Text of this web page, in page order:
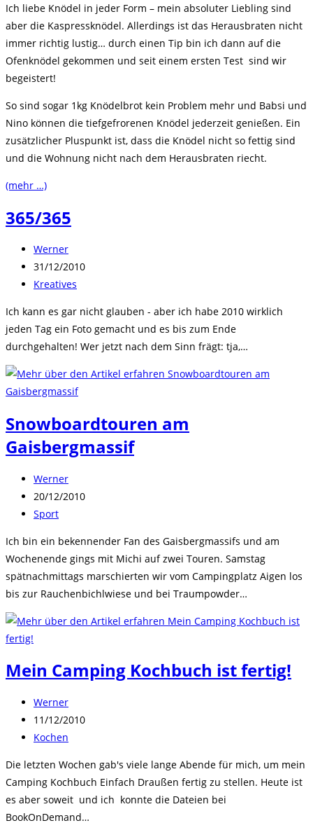
Ich liebe Knödel in jeder Form – mein absoluter Liebling sind
aber die Kaspressknödel. Allerdings ist das Herausbraten nicht
immer richtig lustig… durch einen Tip bin ich dann auf die
Ofenknödel gekommen und seit einem ersten Test sind wir
begeistert!
So sind sogar 1kg Knödelbrot kein Problem mehr und Babsi und
Nino können die tiefgefrorenen Knödel jederzeit genießen. Ein
zusätzlicher Pluspunkt ist, dass die Knödel nicht so fettig sind
und die Wohnung nicht nach dem Herausbraten riecht.
(mehr …)
365/365
Beitrags-
Autor:
Werner
Beitrag
veröffentlicht:
31/12/2010
Beitrags-
Kreatives
Ich kann es gar nicht glauben - aber ich habe 2010 wirklich
jeden Tag ein Foto gemacht und es bis zum Ende
durchgehalten! Wer jetzt nach dem Sinn frägt: tja,…
Snowboardtouren am
Gaisbergmassif
Beitrags-
Autor:
Werner
Beitrag
veröffentlicht:
20/12/2010
Beitrags-
Sport
Ich bin ein bekennender Fan des Gaisbergmassifs und am
Wochenende gings mit Michi auf zwei Touren. Samstag
spätnachmittags marschierten wir vom Campingplatz Aigen los
bis zur Rauchenbichlwiese und bei Traumpowder…
Mein Camping Kochbuch ist fertig!
Beitrags-
Autor:
Werner
Beitrag
veröffentlicht:
11/12/2010
Beitrags-
Kochen
Die letzten Wochen gab's viele lange Abende für mich, um mein
Camping Kochbuch Einfach Draußen fertig zu stellen. Heute ist
es aber soweit und ich konnte die Dateien bei
BookOnDemand…